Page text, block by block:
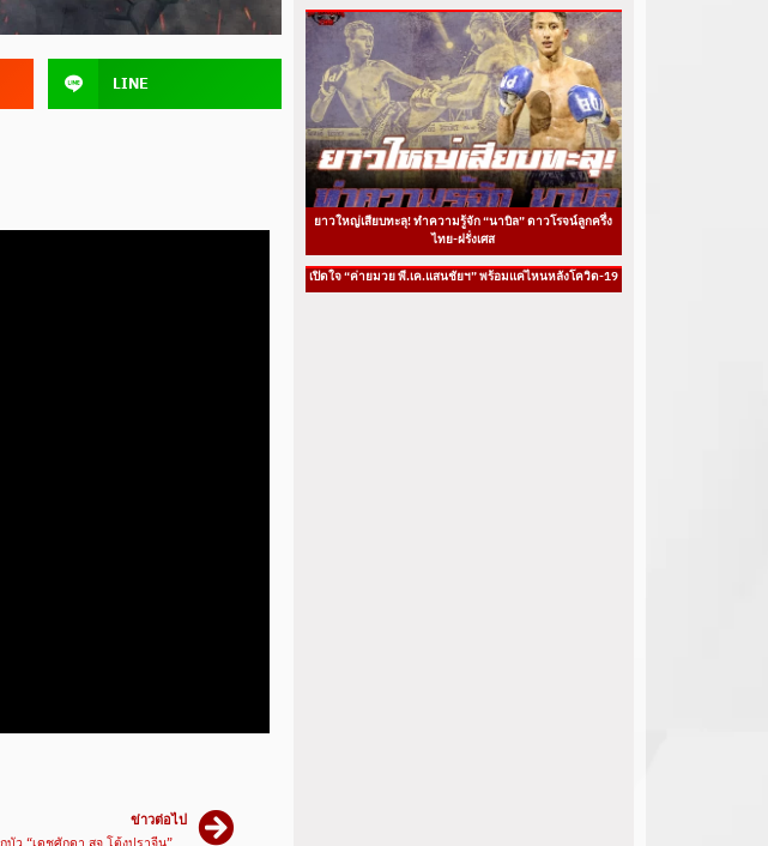
LINE
ข่าวต่อไป
ยาวใหญ่เสียบทะลุ! ทำความรู้จัก “นาบิล” ดาวโรจน์ลูกครึ่ง
ไทย-ฝรั่งเศส
เปิดใจ “ค่ายมวย พี.เค.แสนชัยฯ” พร้อมแค่ไหนหลังโควิด-19